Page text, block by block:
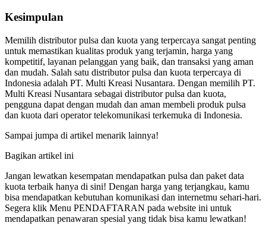
Kesimpulan
Memilih distributor pulsa dan kuota yang terpercaya sangat penting
untuk memastikan kualitas produk yang terjamin, harga yang
kompetitif, layanan pelanggan yang baik, dan transaksi yang aman
dan mudah. Salah satu distributor pulsa dan kuota terpercaya di
Indonesia adalah PT. Multi Kreasi Nusantara. Dengan memilih PT.
Multi Kreasi Nusantara sebagai distributor pulsa dan kuota,
pengguna dapat dengan mudah dan aman membeli produk pulsa
dan kuota dari operator telekomunikasi terkemuka di Indonesia.
Sampai jumpa di artikel menarik lainnya!
Bagikan artikel ini
Jangan lewatkan kesempatan mendapatkan pulsa dan paket data
kuota terbaik hanya di sini! Dengan harga yang terjangkau, kamu
bisa mendapatkan kebutuhan komunikasi dan internetmu sehari-hari.
Segera klik Menu PENDAFTARAN pada website ini untuk
mendapatkan penawaran spesial yang tidak bisa kamu lewatkan!